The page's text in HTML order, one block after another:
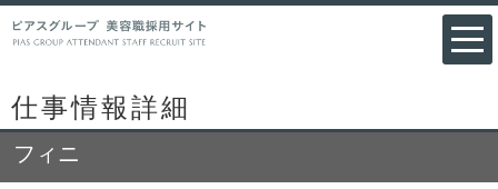
仕事情報詳細
フィニ